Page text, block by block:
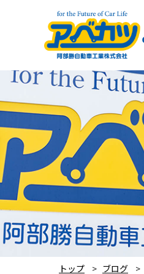
トップ ブログ